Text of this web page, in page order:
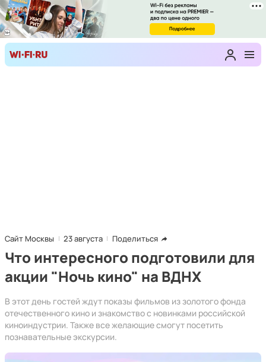
Сайт Москвы 23 августа Поделиться
Что интересного подготовили для
акции "Ночь кино" на ВДНХ
В этот день гостей ждут показы фильмов из золотого фонда
отечественного кино и знакомство с новинками российской
киноиндустрии. Также все желающие смогут посетить
познавательные экскурсии.